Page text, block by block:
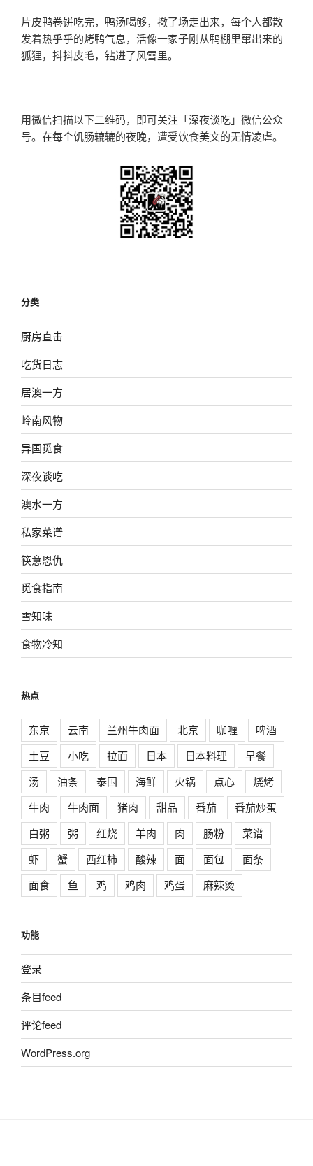
片皮鸭卷饼吃完，鸭汤喝够，撤了场走出来，每个人都散
发着热乎乎的烤鸭气息，活像一家子刚从鸭棚里窜出来的
狐狸，抖抖皮毛，钻进了风雪里。
用微信扫描以下二维码，即可关注「深夜谈吃」微信公众
号。在每个饥肠辘辘的夜晚，遭受饮食美文的无情凌虐。
分类
厨房直击
吃货日志
居澳一方
岭南风物
异国觅食
深夜谈吃
澳水一方
私家菜谱
筷意恩仇
觅食指南
雪知味
食物冷知
热点
东京 云南 兰州牛肉面 北京 咖喱
啤酒
土豆
小吃 拉面 日本 日本料理
早餐
汤
油条 泰国 海鲜 火锅 点心
烧烤
牛肉
牛肉面 猪肉 甜品 番茄
番茄炒蛋
白粥
粥 红烧 羊肉 肉 肠粉
菜谱
虾
蟹 西红柿 酸辣 面 面包
面条
面食
鱼 鸡 鸡肉 鸡蛋 麻辣烫
功能
登录
条目feed
评论feed
WordPress.org